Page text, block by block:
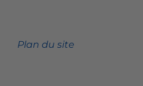
Plan du site